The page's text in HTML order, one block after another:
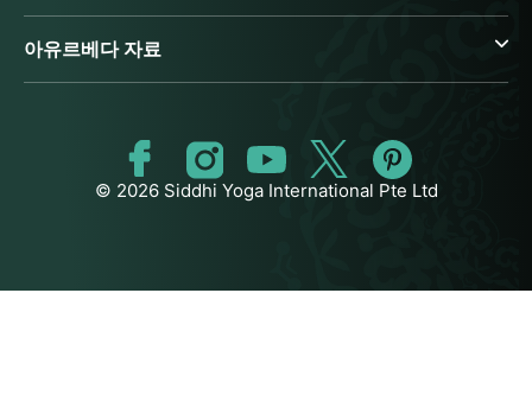
아유르베다 자료
© 2026 Siddhi Yoga International Pte Ltd